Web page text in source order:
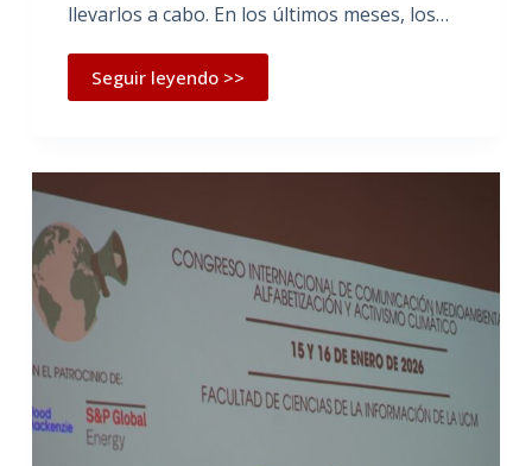
llevarlos a cabo. En los últimos meses, los…
Seguir leyendo >>